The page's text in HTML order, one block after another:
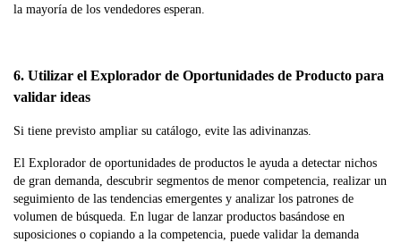
la mayoría de los vendedores esperan.
6. Utilizar el Explorador de Oportunidades de Producto para
validar ideas
Si tiene previsto ampliar su catálogo, evite las adivinanzas.
El Explorador de oportunidades de productos le ayuda a detectar nichos
de gran demanda, descubrir segmentos de menor competencia, realizar un
seguimiento de las tendencias emergentes y analizar los patrones de
volumen de búsqueda. En lugar de lanzar productos basándose en
suposiciones o copiando a la competencia, puede validar la demanda